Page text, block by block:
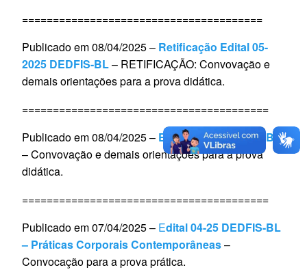
=======================================
Publicado em 08/04/2025 – Retificação Edital 05-
2025 DEDFIS-BL– RETIFICAÇÃO: Convovação e
demais orientações para a prova didática.
========================================
Publicado em 08/04/2025 – Edital 05-25 DEDFIS-BL
– Convovação e demais orientações para a prova
didática.
========================================
Publicado em 07/04/2025 – Edital 04-25 DEDFIS-BL
– Práticas Corporais Contemporâneas–
Convocação para a prova prática.